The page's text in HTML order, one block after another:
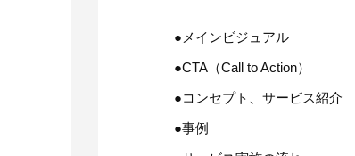
●メインビジュアル
●CTA（Call to Action）
●コンセプト、サービス紹介
●事例